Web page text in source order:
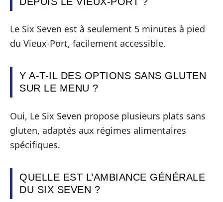
Le Six Seven est à seulement 5 minutes à pied
du Vieux-Port, facilement accessible.
Y A-T-IL DES OPTIONS SANS GLUTEN
SUR LE MENU ?
Oui, Le Six Seven propose plusieurs plats sans
gluten, adaptés aux régimes alimentaires
spécifiques.
QUELLE EST L’AMBIANCE GÉNÉRALE
DU SIX SEVEN ?